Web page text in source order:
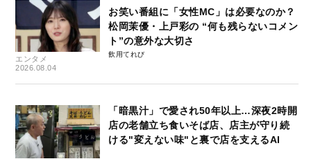
エンタメ
2026.08.04
お笑い番組に「女性MC」は必要なのか？
松岡茉優・上戸彩の “何も残らないコメン
ト”の意外な大切さ
飲用てれび
「暗黒汁」で愛され50年以上…深夜2時開
店の老舗立ち食いそば店、店主が守り続
ける"変えない味"と裏で店を支えるAI